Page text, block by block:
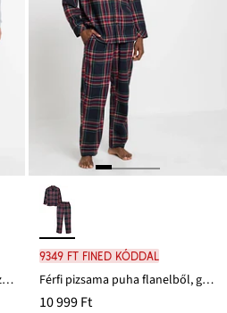
Pizsama bio-pamuttal és hosszú ujjakkal
9349 Ft FINED kóddal
Férfi pizsama puha flanelből, gomboláspánttal
10 999 Ft